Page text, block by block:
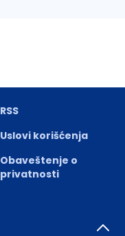
RSS
Uslovi korišćenja
Obaveštenje o
privatnosti